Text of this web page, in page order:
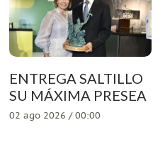
ENTREGA SALTILLO
SU MÁXIMA PRESEA
02 ago 2026 / 00:00